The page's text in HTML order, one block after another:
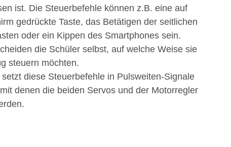
ist. Die Steu­erbefehle können z.B. eine auf
gedrückte Taste, das Betätigen der seitli­chen
oder ein Kippen des Smartphones sein.
die Schü­ler selbst, auf welche Weise sie
steuern möchten.
setzt diese Steuerbefehle in Pulsweiten-Signale
denen die beiden Ser­vos und der Motorregler